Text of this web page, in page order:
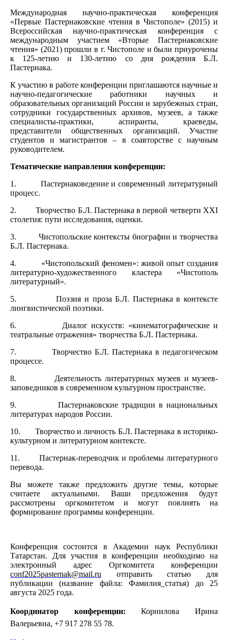
Международная научно-практическая конференция
«Первые Пастернаковские чтения в Чистополе» (2015) и
Всероссийская научно-практическая конференция с
международным участием «Вторые Пастернаковские
чтения» (2021) прошли в г. Чистополе и были приурочены
к 125-летию и 130-летию со дня рождения Б.Л.
Пастернака.
К участию в работе конференции приглашаются научные и
научно-педагогические работники научных и
образовательных организаций России и зарубежных стран,
сотрудники государственных архивов, музеев, а также
специалисты-практики, аспиранты, краеведы,
представители общественных организаций. Участие
студентов и магистрантов – в соавторстве с научным
руководителем.
Тематические направления конференции:
1.
Пастернаковедение и современный литературный
процесс.
2.
Творчество Б.Л. Пастернака в первой четверти ХХI
столетия: пути исследования, оценки.
3.
Чистопольские контексты биографии и творчества
Б.Л. Пастернака.
4.
«Чистопольский феномен»: живой опыт создания
литературно-художественного кластера «Чистополь
литературный».
5.
Поэзия и проза Б.Л. Пастернака в контексте
лингвистической поэтики.
6.
Диалог искусств: «кинематографические и
театральные отражения» творчества Б.Л. Пастернака.
7.
Творчество Б.Л. Пастернака в педагогическом
процессе.
8.
Деятельность литературных музеев и музеев-
заповедников в современном культурном пространстве.
9.
Пастернаковские традиции в национальных
литературах народов России.
10.
Творчество и личность Б.Л. Пастернака в историко-
культурном и литературном контексте.
11.
Пастернак-переводчик и проблемы литературного
перевода.
Вы можете также предложить другие темы, которые
считаете актуальными. Ваши предложения будут
рассмотрены оргкомитетом и могут повлиять на
формирование программы конференции.
Конференция состоится в Академии наук Республики
Татарстан. Для участия в конференции необходимо на
электронный адрес Оргкомитета конференции
conf2025pasternak@mail.ru отправить статью для
публикации (название файла: Фамилия_статья) до 25
августа 2025 года.
Координатор конференции:Корнилова Ирина
Валерьевна, +7 917 278 55 78.